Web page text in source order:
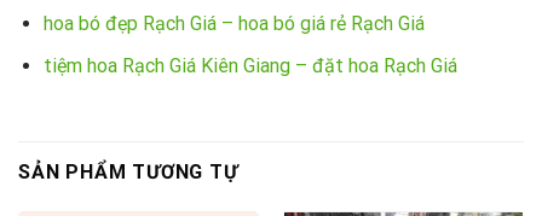
hoa bó đẹp Rạch Giá – hoa bó giá rẻ Rạch Giá
tiệm hoa Rạch Giá Kiên Giang – đặt hoa Rạch Giá
SẢN PHẨM TƯƠNG TỰ